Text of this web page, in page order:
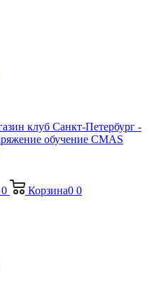
0 Корзина0 0